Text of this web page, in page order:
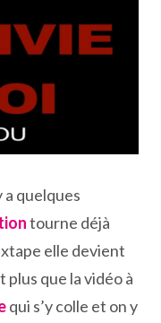
a quelques
tourne déjà
elle devient
plus que la vidéo à
qui s’y colle et on y